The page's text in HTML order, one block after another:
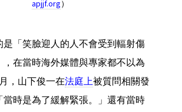
apjjf.org）
是「笑臉迎人的人不會受到輻射傷
，在當時海外媒體與專家都不以為
，山下俊一在法庭上被質問相關發
當時是為了緩解緊張。」還有當時